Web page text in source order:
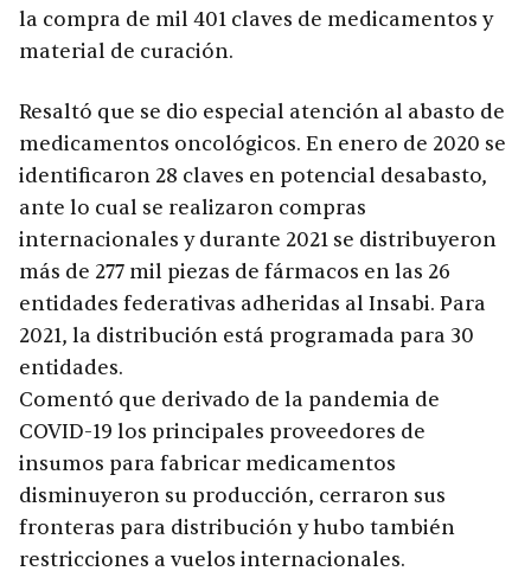
la compra de mil 401 claves de medicamentos y
material de curación.
Resaltó que se dio especial atención al abasto de
medicamentos oncológicos. En enero de 2020 se
identificaron 28 claves en potencial desabasto,
ante lo cual se realizaron compras
internacionales y durante 2021 se distribuyeron
más de 277 mil piezas de fármacos en las 26
entidades federativas adheridas al Insabi. Para
2021, la distribución está programada para 30
entidades.
Comentó que derivado de la pandemia de
COVID-19 los principales proveedores de
insumos para fabricar medicamentos
disminuyeron su producción, cerraron sus
fronteras para distribución y hubo también
restricciones a vuelos internacionales.